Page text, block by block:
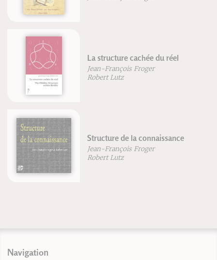
La structure cachée du réel
Jean-François Froger
Robert Lutz
Structure de la connaissance
Jean-François Froger
Robert Lutz
Navigation